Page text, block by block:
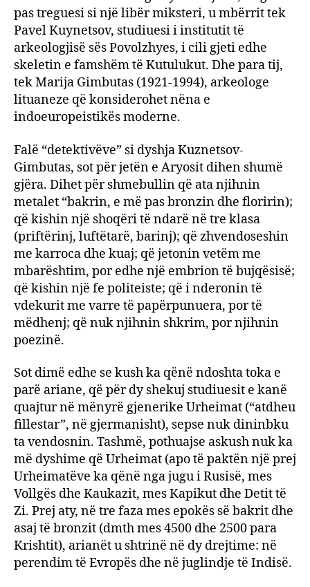
pas treguesi si një libër miksteri, u mbërrit tek
Pavel Kuynetsov, studiuesi i institutit të
arkeologjisë sës Povolzhyes, i cili gjeti edhe
skeletin e famshëm të Kutulukut. Dhe para tij,
tek Marija Gimbutas (1921-1994), arkeologe
lituaneze që konsiderohet nëna e
indoeuropeistikës moderne.
Falë “detektivëve” si dyshja Kuznetsov-
Gimbutas, sot për jetën e Aryosit dihen shumë
gjëra. Dihet për shmebullin që ata njihnin
metalet “bakrin, e më pas bronzin dhe floririn);
që kishin një shoqëri të ndarë në tre klasa
(priftërinj, luftëtarë, barinj); që zhvendoseshin
me karroca dhe kuaj; që jetonin vetëm me
mbarështim, por edhe një embrion të bujqësisë;
që kishin një fe politeiste; që i nderonin të
vdekurit me varre të papërpunuera, por të
mëdhenj; që nuk njihnin shkrim, por njihnin
poezinë.
Sot dimë edhe se kush ka qënë ndoshta toka e
parë ariane, që për dy shekuj studiuesit e kanë
quajtur në mënyrë gjenerike Urheimat (“atdheu
fillestar”, në gjermanisht), sepse nuk dininbku
ta vendosnin. Tashmë, pothuajse askush nuk ka
më dyshime që Urheimat (apo të paktën një prej
Urheimatëve ka qënë nga jugu i Rusisë, mes
Vollgës dhe Kaukazit, mes Kapikut dhe Detit të
Zi. Prej aty, në tre faza mes epokës së bakrit dhe
asaj të bronzit (dmth mes 4500 dhe 2500 para
Krishtit), arianët u shtrinë në dy drejtime: në
perendim të Evropës dhe në juglindje të Indisë.